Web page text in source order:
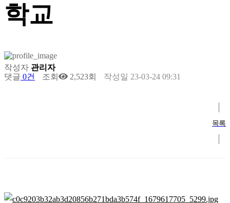
학교
작성자 관리자
댓글 0건 조회 2,523회 작성일 23-03-24 09:31
목록